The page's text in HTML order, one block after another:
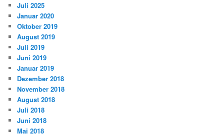
Juli 2025
Januar 2020
Oktober 2019
August 2019
Juli 2019
Juni 2019
Januar 2019
Dezember 2018
November 2018
August 2018
Juli 2018
Juni 2018
Mai 2018